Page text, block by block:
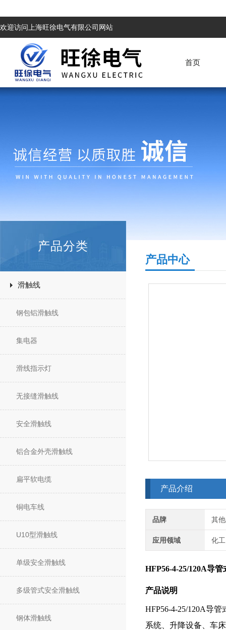
欢迎访问上海旺徐电气有限公司网站
首页
产品分类
滑触线
钢包铝滑触线
集电器
滑线指示灯
无接缝滑触线
安全滑触线
铝合金外壳滑触线
扁平软电缆
铜电车线
U10型滑触线
单级安全滑触线
多级管式安全滑触线
钢体滑触线
产品中心
产品介绍
品牌 其
应用领域 化
HFP56-4-25/120A导
产品说明
HFP56-4-25/120A导
系统、升降设备、车